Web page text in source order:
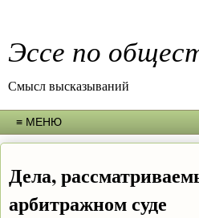
Эссе по
Смысл высказываний
Дела,
арбитражном суде